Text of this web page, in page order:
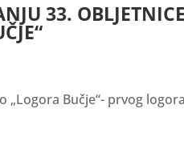
33.
„Logora Bučje“- prvog